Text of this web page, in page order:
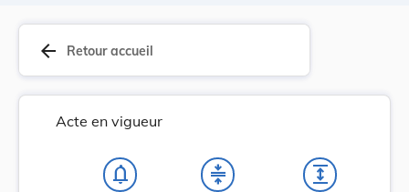
arrow_back Retour accueil
Acte en vigueur
notifications_none compress expand